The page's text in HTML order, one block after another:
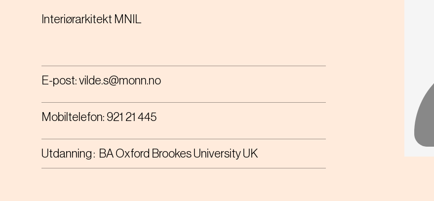
Interiørarkitekt MNIL
E-post: vilde.s@monn.no
Mobiltelefon: 921 21 445
Utdanning BA Oxford Brookes University UK